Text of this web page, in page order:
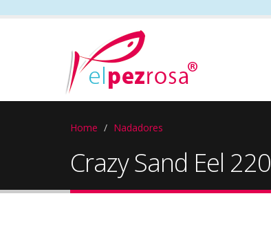
Home Nadadores
Crazy Sand Eel 220